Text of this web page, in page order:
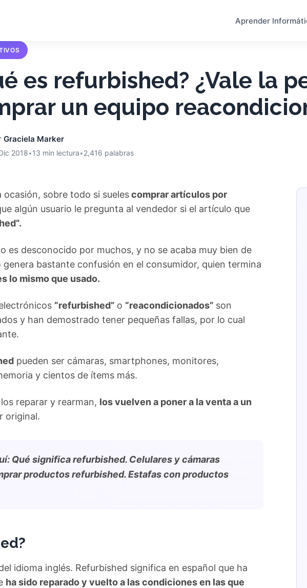
Aprender
es refurbished? ¿Vale la
un equipo
Graciela Marker
2018•13 min lectura•2,416 palabras
ocasión, sobre todo si suelescomprar artículos por
algún usuario le pregunta al vendedor si el artículo que
es desconocido por muchos, y no se acaba muy bien de
bastante confusión en el consumidor, quien termina
lo mismo que usado.
“refurbished” o “reacondicionados” son
y han demostrado tener pequeñas fallas, por lo cual
pueden ser cámaras, smartphones, monitores,
y cientos de ítems más.
reparar y rearman, los vuelven a poner a la venta a un
original.
Qué significa refurbished. Celulares y cámaras
productos refurbished. Estafas con productos
idioma inglés. Refurbished significa en español que ha
ha sido reparado y vuelto a las condiciones en las que